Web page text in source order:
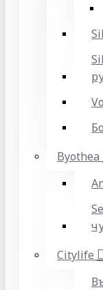
Byothea
Citylife